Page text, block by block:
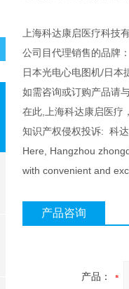
上海科达康启医疗科技
公司目代理销售的品牌
日本光电心电图机/日本
如需咨询或订购产品请
在此,上海科达康启医疗
知识产权侵权投诉: 科
Here, Hangzhou
with convenient and
产品咨询
产品：